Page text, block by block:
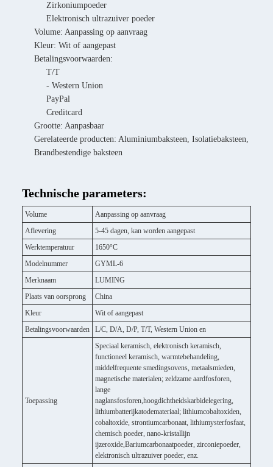
Zirkoniumpoeder
Elektronisch ultrazuiver poeder
Volume: Aanpassing op aanvraag
Kleur: Wit of aangepast
Betalingsvoorwaarden:
T/T
- Western Union
PayPal
Creditcard
Grootte: Aanpasbaar
Gerelateerde producten: Aluminiumbaksteen, Isolatiebaksteen,
Brandbestendige baksteen
Technische parameters:
Volume
Aanpassing op aanvraag
Aflevering
5-45 dagen, kan worden aangepast
Werktemperatuur
1650°C
Modelnummer
GYML-6
Merknaam
LUMING
Plaats van oorsprong
China
Kleur
Wit of aangepast
Betalingsvoorwaarden
L/C, D/A, D/P, T/T, Western Union en
Toepassing
Speciaal keramisch, elektronisch keramisch,
functioneel keramisch, warmtebehandeling,
middelfrequente smedingsovens, metaalsmieden,
magnetische materialen; zeldzame aardfosforen,
lange
naglansfosforen,hoogdichtheidskarbidelegering,
lithiumbatterijkatodemateriaal; lithiumcobaltoxiden,
cobaltoxide, strontiumcarbonaat, lithiumysterfosfaat,
chemisch poeder, nano-kristallijn
ijzeroxide,Bariumcarbonaatpoeder, zirconiepoeder,
elektronisch ultrazuiver poeder, enz.